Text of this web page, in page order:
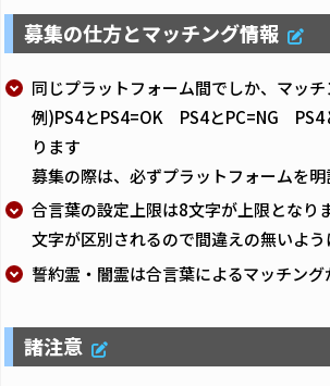
募集の仕方とマッチング情報
同じプラットフォーム間でしか、マッチ
例)PS4とPS4=OK PS4とPC=NG PS4
ります
募集の際は、必ずプラットフォームを明
合言葉の設定上限は8文字が上限となり
文字が区別されるので間違えの無いよう
誓約霊・闇霊は合言葉によるマッチング
諸注意